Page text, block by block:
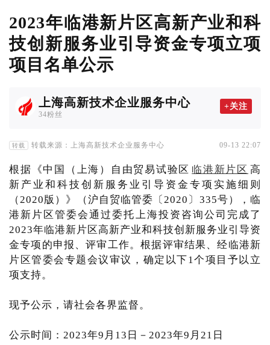
2023年临港新片区高新产业和科
技创新服务业引导资金专项立项
项目名单公示
上海高新技术企业服务中心
34粉丝
+关注
转载 转载来源：上海高新技术企业服务中心 09-13 22:07
根据《中国（上海）自由贸易试验区 临港新片区 高
新产业和科技创新服务业引导资金专项实施细则
（2020版）》（沪自贸临管委〔2020〕335号），临
港新片区管委会通过委托上海投资咨询公司完成了
2023年临港新片区高新产业和科技创新服务业引导资
金专项的申报、评审工作。根据评审结果、经临港新
片区管委会专题会议审议，确定以下1个项目予以立
项支持。
现予公示，请社会各界监督。
公示时间：2023年9月13日－2023年9月21日